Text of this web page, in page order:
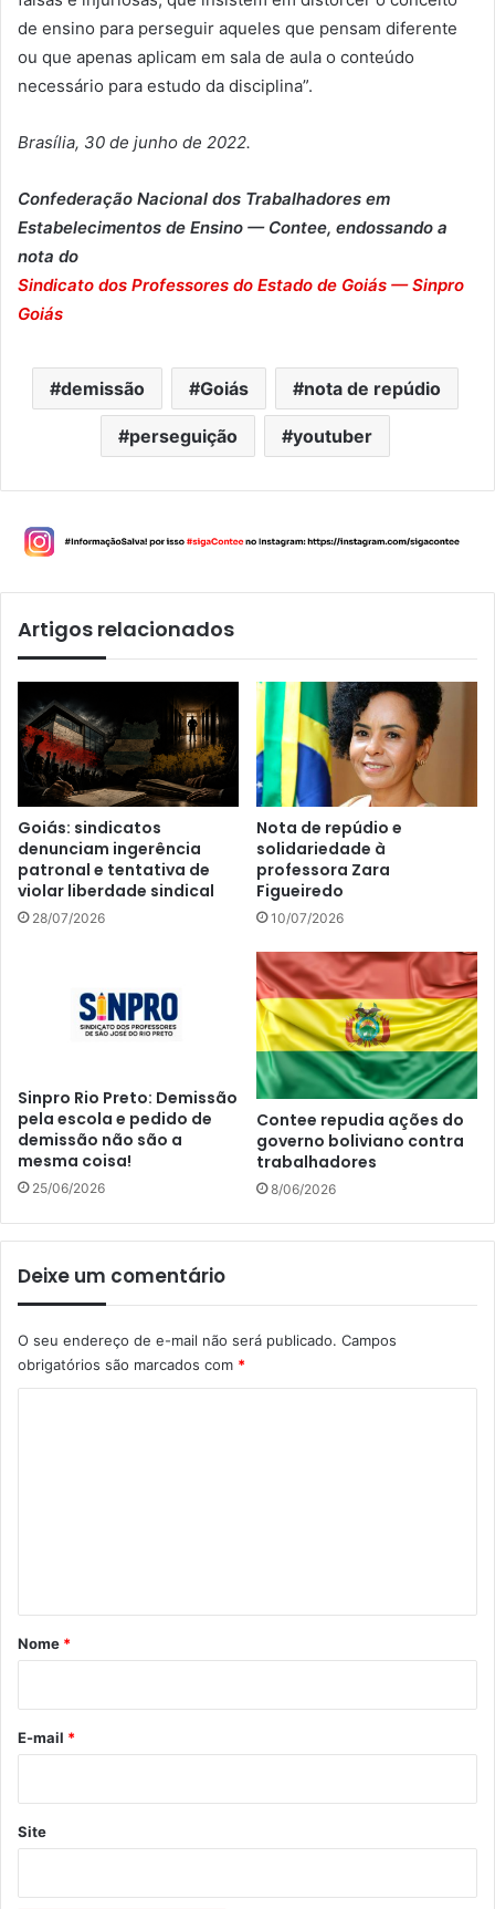
de ensino para perseguir aqueles que pensam diferente
ou que apenas aplicam em sala de aula o conteúdo
necessário para estudo da disciplina”.
Brasília, 30 de junho de 2022.
Confederação Nacional dos Trabalhadores em
Estabelecimentos de Ensino — Contee, endossando a
nota do
Sindicato dos Professores do Estado de Goiás — Sinpro
Goiás
demissão Goiás nota de repúdio
perseguição youtuber
Artigos relacionados
Goiás: sindicatos
denunciam ingerência
patronal e tentativa de
violar liberdade sindical
28/07/2026
Nota de repúdio e
solidariedade à
professora Zara
Figueiredo
10/07/2026
Sinpro Rio Preto: Demissão
pela escola e pedido de
demissão não são a
mesma coisa!
25/06/2026
Contee repudia ações do
governo boliviano contra
trabalhadores
8/06/2026
Deixe um comentário
O seu endereço de e-mail não será publicado. Campos
obrigatórios são marcados com *
r
*
Nome *
E-mail *
Site